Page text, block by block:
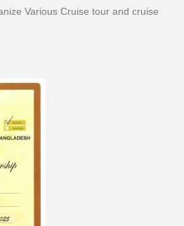
Various Cruise tour and cruise